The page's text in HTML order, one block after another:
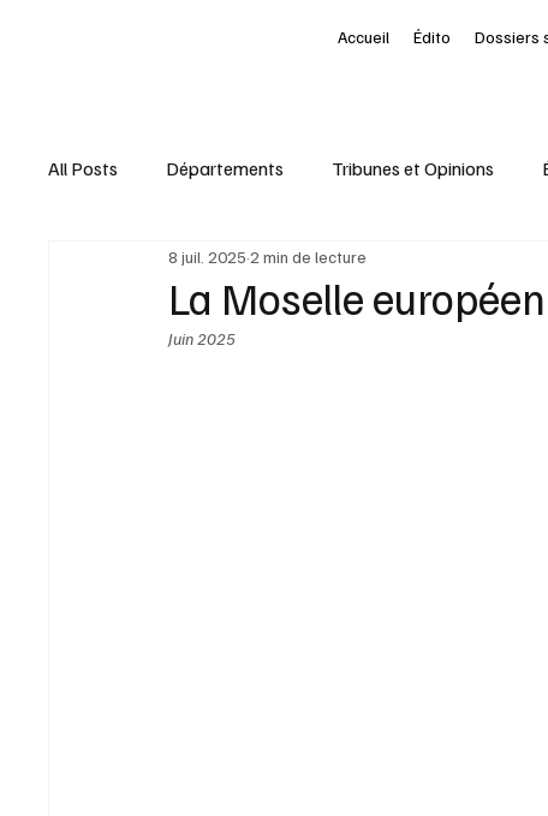
Accueil Édito Dossiers
All Posts Départements Tribunes et Opinions
Nominations Entreprises
La Moselle
8 juil. 2025 2 min de lecture
Juin 2025